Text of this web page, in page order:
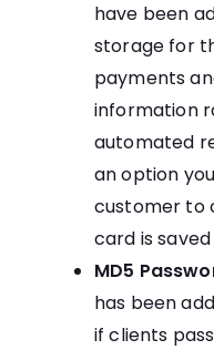
have been
storage for
payments
information
automated
an option
customer to
card is saved
MD5
has been
if clients